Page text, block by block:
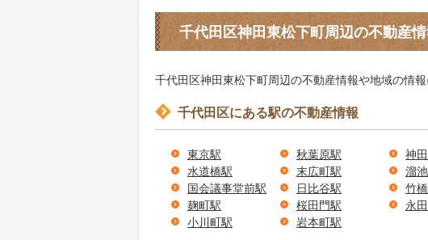
千代田区神田東松下町周辺の不動産
千代田区神田東松下町周辺の不動産情報や地域の情
千代田区にある駅の不動産情報
東京駅 秋葉原駅 神
水道橋駅
末広町駅 溜
国会議事堂前駅
日比谷駅 竹
麹町駅
桜田門駅 永
小川町駅
岩本町駅